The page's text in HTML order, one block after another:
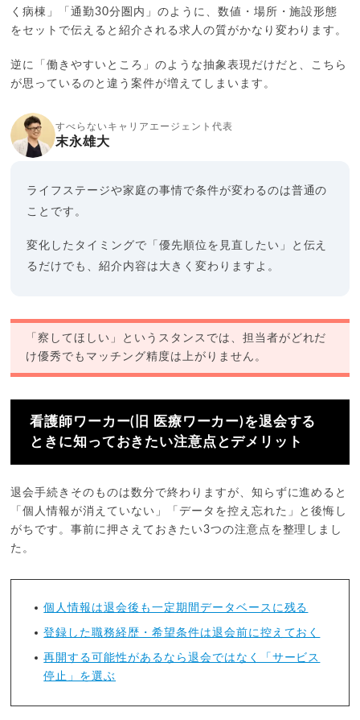
く病棟」「通勤30分圏内」のように、数値・場所・施設形態
をセットで伝えると紹介される求人の質がかなり変わります。
逆に「働きやすいところ」のような抽象表現だけだと、こちら
が思っているのと違う案件が増えてしまいます。
すべらないキャリアエージェント代表
末永雄大
ライフステージや家庭の事情で条件が変わるのは普通の
ことです。
変化したタイミングで「優先順位を見直したい」と伝え
るだけでも、紹介内容は大きく変わりますよ。
「察してほしい」というスタンスでは、担当者がどれだ
け優秀でもマッチング精度は上がりません。
看護師ワーカー(旧 医療ワーカー)を退会する
ときに知っておきたい注意点とデメリット
退会手続きそのものは数分で終わりますが、知らずに進めると
「個人情報が消えていない」「データを控え忘れた」と後悔し
がちです。事前に押さえておきたい3つの注意点を整理しまし
た。
個人情報は退会後も一定期間データベースに残る
登録した職務経歴・希望条件は退会前に控えておく
再開する可能性があるなら退会ではなく「サービス
停止」を選ぶ